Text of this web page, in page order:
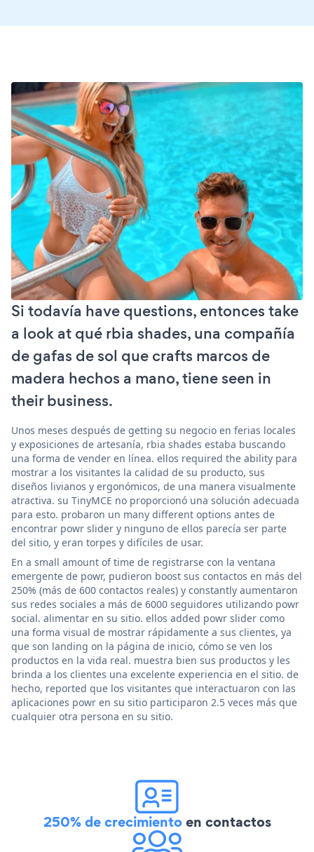
Si todavía have questions, entonces take
a look at qué rbia shades, una compañía
de gafas de sol que crafts marcos de
madera hechos a mano, tiene seen in
their business.
Unos meses después de getting su negocio en ferias locales
y exposiciones de artesanía, rbia shades estaba buscando
una forma de vender en línea. ellos required the ability para
mostrar a los visitantes la calidad de su producto, sus
diseños livianos y ergonómicos, de una manera visualmente
atractiva. su TinyMCE no proporcionó una solución adecuada
para esto. probaron un many different options antes de
encontrar powr slider y ninguno de ellos parecía ser parte
del sitio, y eran torpes y difíciles de usar.
En a small amount of time de registrarse con la ventana
emergente de powr, pudieron boost sus contactos en más del
250% (más de 600 contactos reales) y constantly aumentaron
sus redes sociales a más de 6000 seguidores utilizando powr
social. alimentar en su sitio. ellos added powr slider como
una forma visual de mostrar rápidamente a sus clientes, ya
que son landing on la página de inicio, cómo se ven los
productos en la vida real. muestra bien sus productos y les
brinda a los clientes una excelente experiencia en el sitio. de
hecho, reported que los visitantes que interactuaron con las
aplicaciones powr en su sitio participaron 2.5 veces más que
cualquier otra persona en su sitio.
250% de crecimientoen contactos